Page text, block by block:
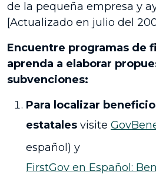
de la pequeña empresa y
[Actualizado en julio del
Encuentre programas de
aprenda a elaborar
subvenciones:
Para localizar
estatales visite
español) y
FirstGov en Español: